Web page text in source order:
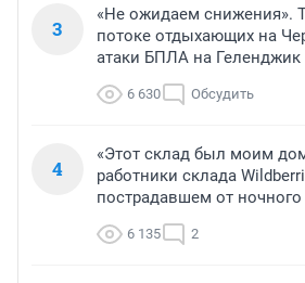
3
«Не ожидаем снижения».
потоке отдыхающих на
атаки БПЛА на Геленджик
6 630 Обсудить
4
«Этот склад был моим
работники склада
пострадавшем от
6 135 2